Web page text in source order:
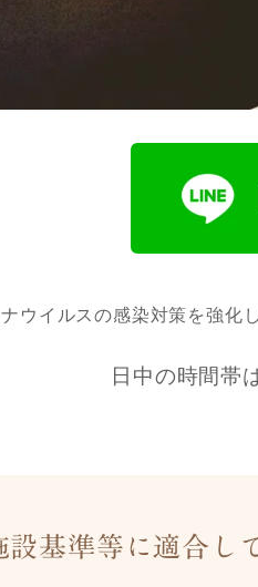
日中の時間帯
設基準等に適合し